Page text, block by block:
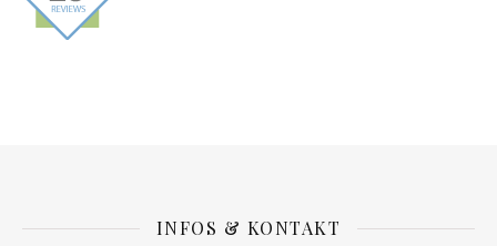
INFOS & KONTAKT